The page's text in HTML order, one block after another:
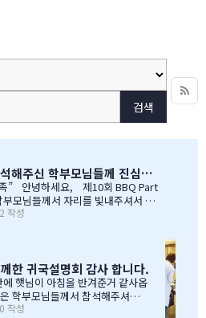
검색
제10회_ BBQ PARTY 참석해주신 학부모님들께 진심으로 감사드립니다
Part
석하셧던 학부모님들은 아주 아주
고 있습니다. Q & A 에서 I
봐와 같이, 행사 준비에 음식준비
요하신 생필품(?)이 무엇인지? 고
작성
한 귀국설명회 감사 합니다.
햇님이 아침을 반겨준거 같사옵
학부모님들께서 참석해주셔서
또 감사드립니다. 멀리서 남아
작성